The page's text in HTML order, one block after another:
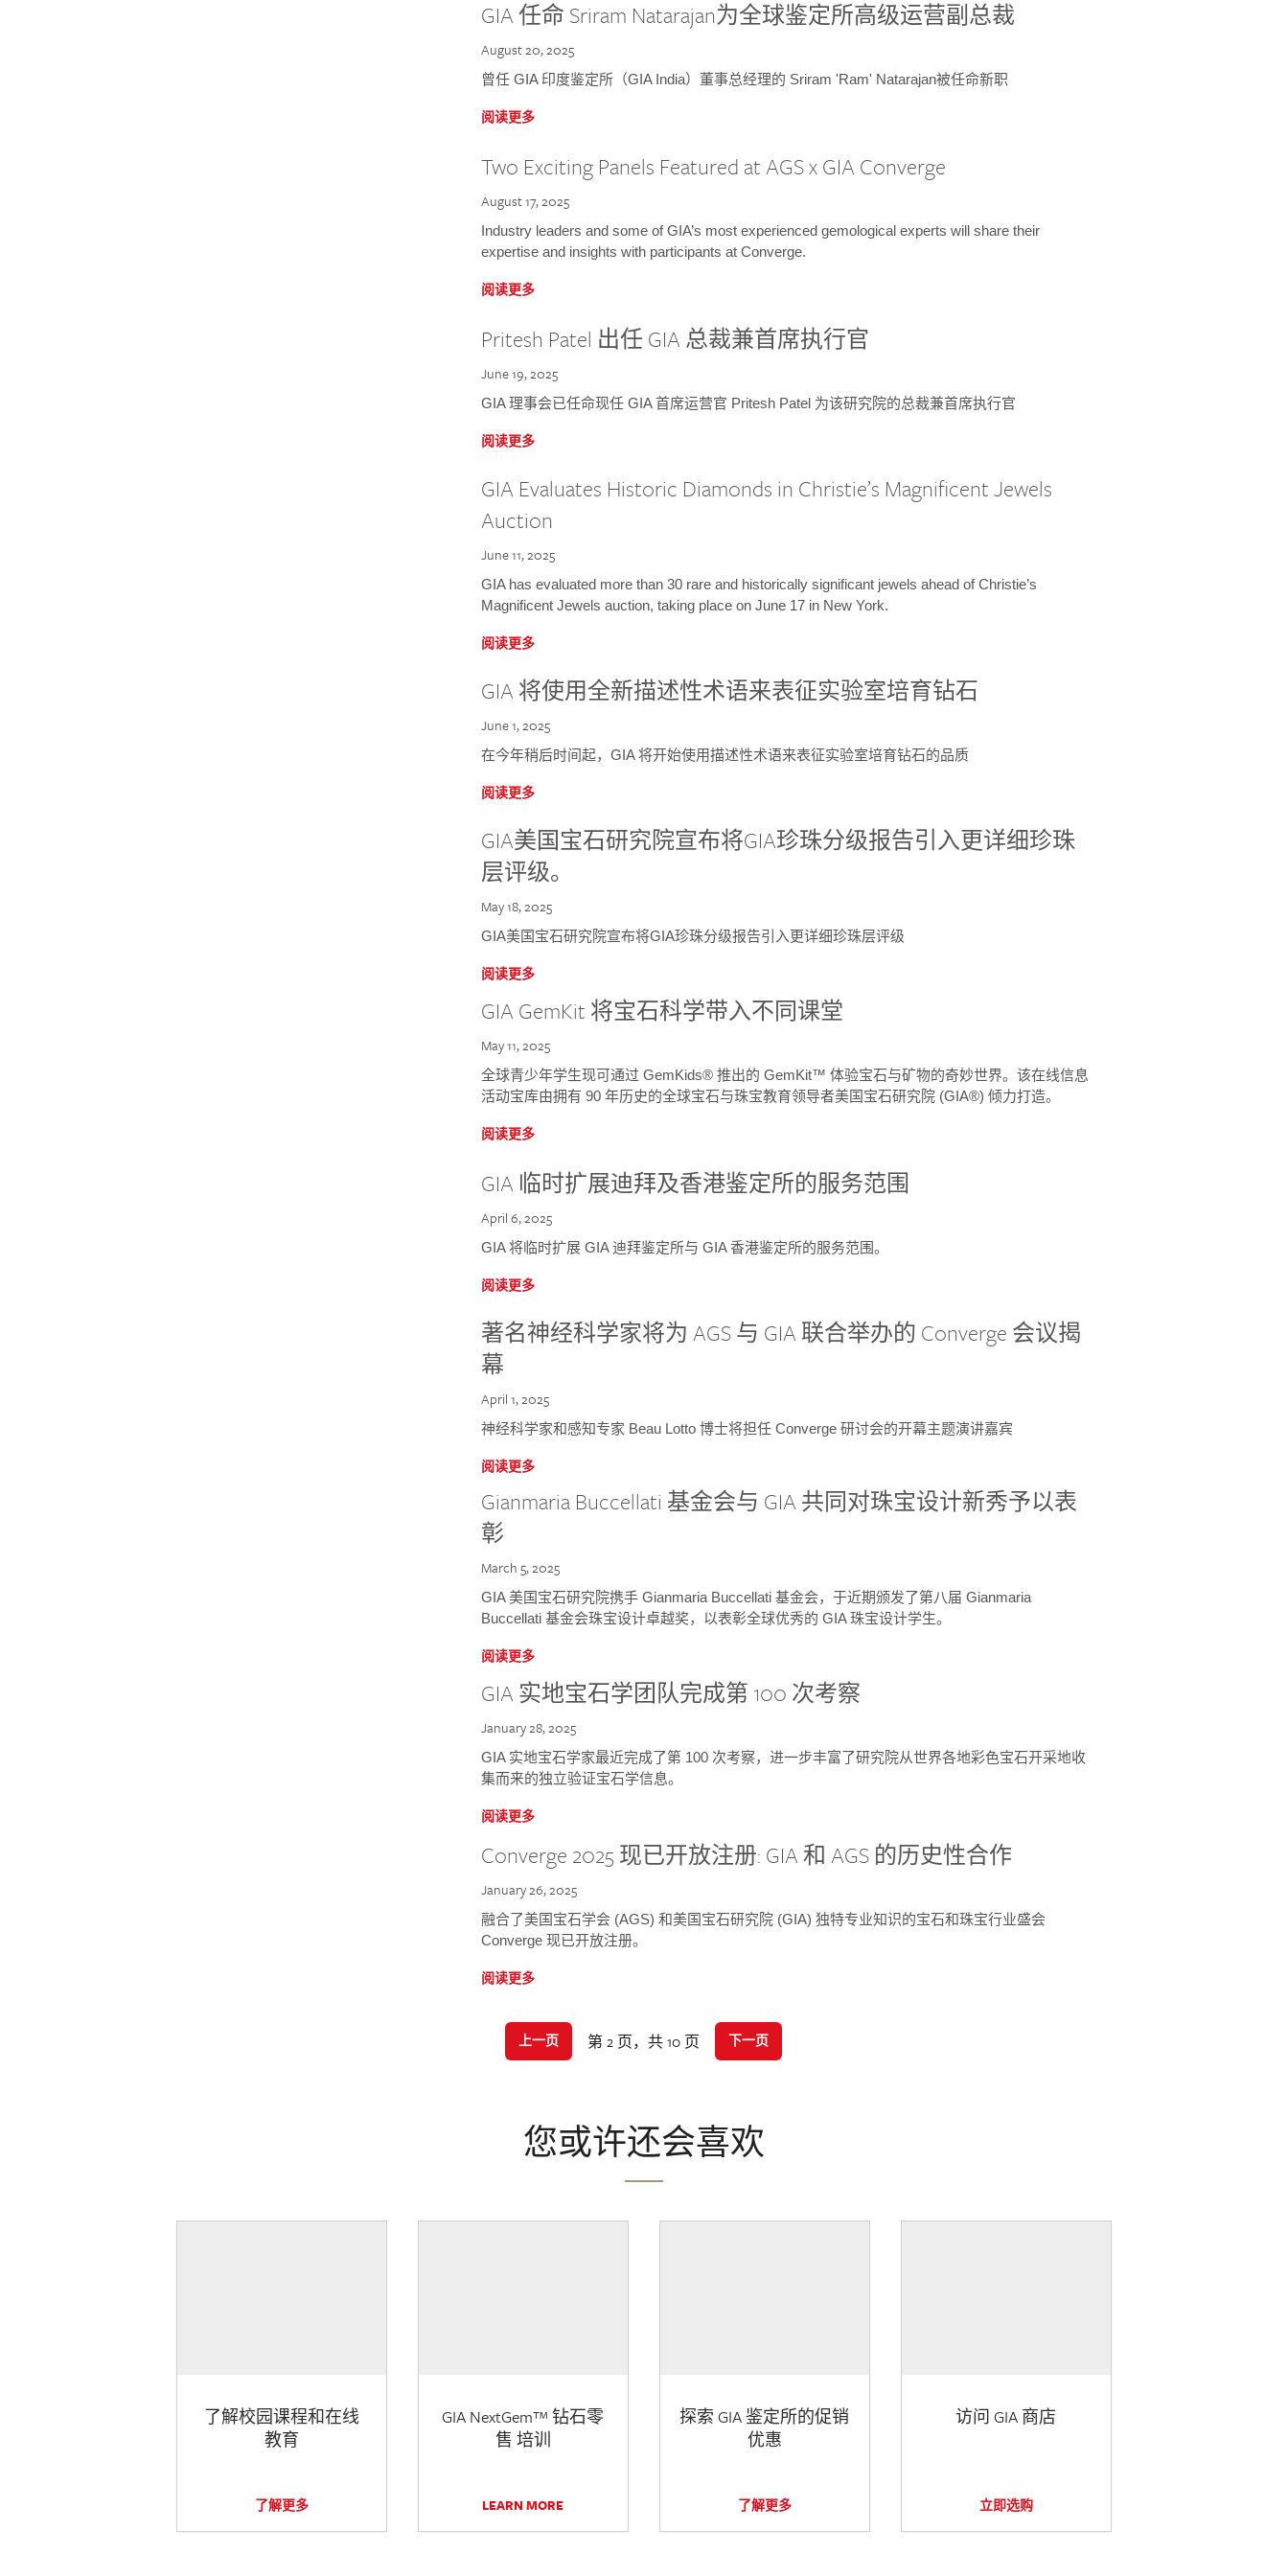
GIA 任命 Sriram Natarajan为全球鉴定所高级运营副总裁
August 20, 2025
曾任 GIA 印度鉴定所（GIA India）董事总经理的 Sriram 'Ram' Natarajan被任命新职
阅读更多
Two Exciting Panels Featured at AGS x GIA Converge
August 17, 2025
Industry leaders and some of GIA’s most experienced gemological experts will share their
expertise and insights with participants at Converge.
阅读更多
Pritesh Patel 出任 GIA 总裁兼首席执行官
June 19, 2025
GIA 理事会已任命现任 GIA 首席运营官 Pritesh Patel 为该研究院的总裁兼首席执行官
阅读更多
GIA Evaluates Historic Diamonds in Christie’s Magnificent Jewels
Auction
June 11, 2025
GIA has evaluated more than 30 rare and historically significant jewels ahead of Christie’s
Magnificent Jewels auction, taking place on June 17 in New York.
阅读更多
GIA 将使用全新描述性术语来表征实验室培育钻石
June 1, 2025
在今年稍后时间起，GIA 将开始使用描述性术语来表征实验室培育钻石的品质
阅读更多
GIA美国宝石研究院宣布将GIA珍珠分级报告引入更详细珍珠
层评级。
May 18, 2025
GIA美国宝石研究院宣布将GIA珍珠分级报告引入更详细珍珠层评级
阅读更多
GIA GemKit 将宝石科学带入不同课堂
May 11, 2025
全球青少年学生现可通过 GemKids® 推出的 GemKit™ 体验宝石与矿物的奇妙世界。该在线信息
活动宝库由拥有 90 年历史的全球宝石与珠宝教育领导者美国宝石研究院 (GIA®) 倾力打造。
阅读更多
GIA 临时扩展迪拜及香港鉴定所的服务范围
April 6, 2025
GIA 将临时扩展 GIA 迪拜鉴定所与 GIA 香港鉴定所的服务范围。
阅读更多
著名神经科学家将为 AGS 与 GIA 联合举办的 Converge 会议揭
幕
April 1, 2025
神经科学家和感知专家 Beau Lotto 博士将担任 Converge 研讨会的开幕主题演讲嘉宾
阅读更多
Gianmaria Buccellati 基金会与 GIA 共同对珠宝设计新秀予以表
彰
March 5, 2025
GIA 美国宝石研究院携手 Gianmaria Buccellati 基金会，于近期颁发了第八届 Gianmaria
Buccellati 基金会珠宝设计卓越奖，以表彰全球优秀的 GIA 珠宝设计学生。
阅读更多
GIA 实地宝石学团队完成第 100 次考察
January 28, 2025
GIA 实地宝石学家最近完成了第 100 次考察，进一步丰富了研究院从世界各地彩色宝石开采地收
集而来的独立验证宝石学信息。
阅读更多
Converge 2025 现已开放注册: GIA 和 AGS 的历史性合作
January 26, 2025
融合了美国宝石学会 (AGS) 和美国宝石研究院 (GIA) 独特专业知识的宝石和珠宝行业盛会
Converge 现已开放注册。
阅读更多
上一页 第 2 页，共 10 页 下一页
您或许还会喜欢
了解校园课程和在线
教育
了解更多
GIA NextGem™ 钻石零
售 培训
LEARN MORE
探索 GIA 鉴定所的促销
优惠
了解更多
访问 GIA 商店
立即选购